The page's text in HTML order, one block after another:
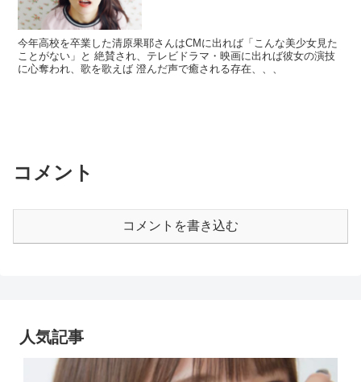
今年高校を卒業した清原果耶さんはCMに出れば「こんな美少女見た
ことがない」と 絶賛され、テレビドラマ・映画に出れば彼女の演技
に心奪われ、歌を歌えば 澄んだ声で癒される存在、、、
コメント
コメントを書き込む
人気記事